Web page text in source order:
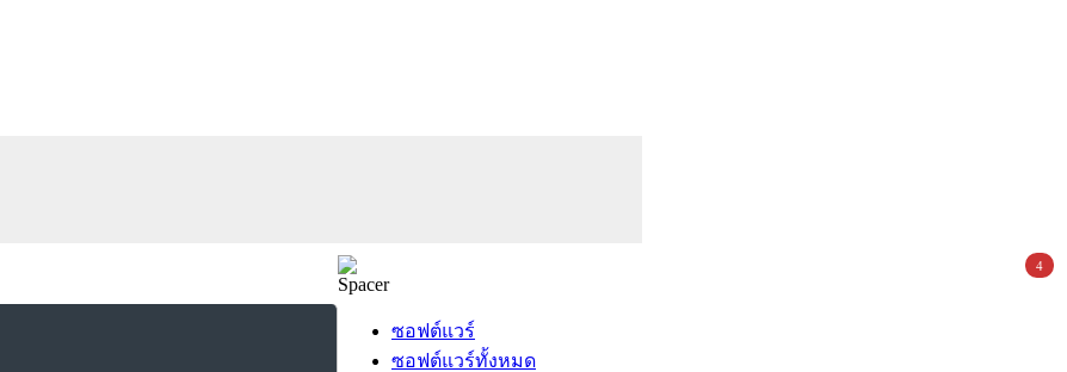
ซอฟต์แวร์
ซอฟต์แวร์ทั้งหมด
4